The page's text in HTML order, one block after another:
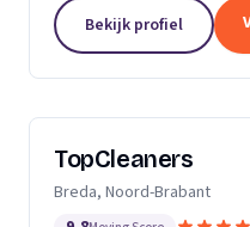
wij aanbieden in
omgevingen....
Bekijk profiel
TopCleaners
Breda, Noord-Brabant